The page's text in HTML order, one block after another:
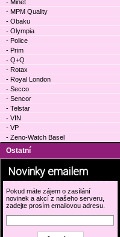
- Minet
- MPM Quality
- Obaku
- Olympia
- Police
- Prim
- Q+Q
- Rotax
- Royal London
- Secco
- Sencor
- Telstar
- VIN
- VP
- Zeno-Watch Basel
Ostatní
Novinky emailem
Pokud máte zájem o zasílání
novinek a akcí z našeho serveru,
zadejte prosím emailovou adresu.